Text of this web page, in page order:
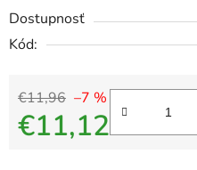
Dostupnosť
Kód:
€11,96 –7 %
€11,12